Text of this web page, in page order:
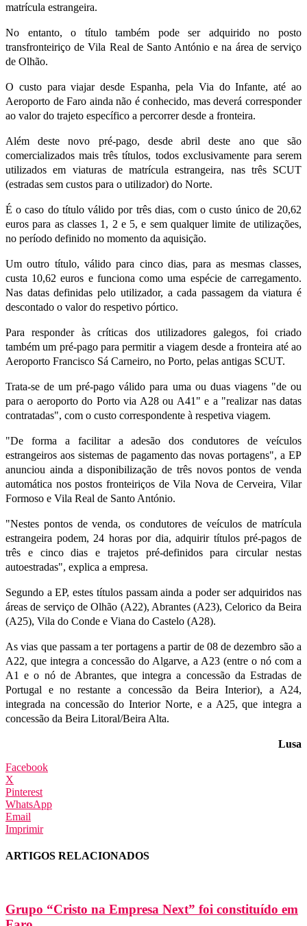
matrícula estrangeira.
No entanto, o título também pode ser adquirido no posto
transfronteiriço de Vila Real de Santo António e na área de serviço
de Olhão.
O custo para viajar desde Espanha, pela Via do Infante, até ao
Aeroporto de Faro ainda não é conhecido, mas deverá corresponder
ao valor do trajeto específico a percorrer desde a fronteira.
Além deste novo pré-pago, desde abril deste ano que são
comercializados mais três títulos, todos exclusivamente para serem
utilizados em viaturas de matrícula estrangeira, nas três SCUT
(estradas sem custos para o utilizador) do Norte.
É o caso do título válido por três dias, com o custo único de 20,62
euros para as classes 1, 2 e 5, e sem qualquer limite de utilizações,
no período definido no momento da aquisição.
Um outro título, válido para cinco dias, para as mesmas classes,
custa 10,62 euros e funciona como uma espécie de carregamento.
Nas datas definidas pelo utilizador, a cada passagem da viatura é
descontado o valor do respetivo pórtico.
Para responder às críticas dos utilizadores galegos, foi criado
também um pré-pago para permitir a viagem desde a fronteira até ao
Aeroporto Francisco Sá Carneiro, no Porto, pelas antigas SCUT.
Trata-se de um pré-pago válido para uma ou duas viagens "de ou
para o aeroporto do Porto via A28 ou A41" e a "realizar nas datas
contratadas", com o custo correspondente à respetiva viagem.
"De forma a facilitar a adesão dos condutores de veículos
estrangeiros aos sistemas de pagamento das novas portagens", a EP
anunciou ainda a disponibilização de três novos pontos de venda
automática nos postos fronteiriços de Vila Nova de Cerveira, Vilar
Formoso e Vila Real de Santo António.
"Nestes pontos de venda, os condutores de veículos de matrícula
estrangeira podem, 24 horas por dia, adquirir títulos pré-pagos de
três e cinco dias e trajetos pré-definidos para circular nestas
autoestradas", explica a empresa.
Segundo a EP, estes títulos passam ainda a poder ser adquiridos nas
áreas de serviço de Olhão (A22), Abrantes (A23), Celorico da Beira
(A25), Vila do Conde e Viana do Castelo (A28).
As vias que passam a ter portagens a partir de 08 de dezembro são a
A22, que integra a concessão do Algarve, a A23 (entre o nó com a
A1 e o nó de Abrantes, que integra a concessão da Estradas de
Portugal e no restante a concessão da Beira Interior), a A24,
integrada na concessão do Interior Norte, e a A25, que integra a
concessão da Beira Litoral/Beira Alta.
Lusa
Facebook
X
Pinterest
WhatsApp
Email
Imprimir
ARTIGOS RELACIONADOS
Grupo “Cristo na Empresa Next” foi constituído em